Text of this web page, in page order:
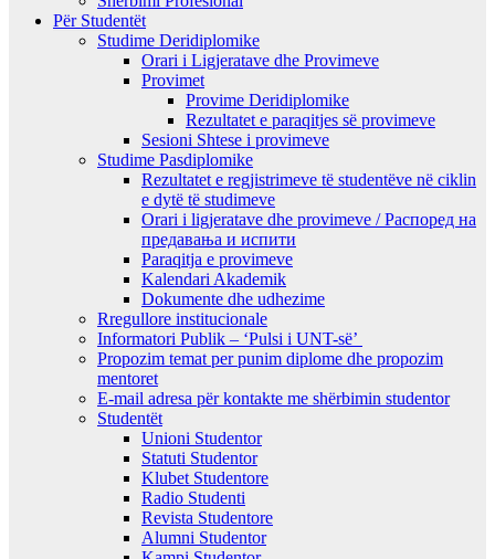
Për Studentët
Studime Deridiplomike
Orari i Ligjeratave dhe Provimeve
Provimet
Provime Deridiplomike
Rezultatet e paraqitjes së provimeve
Sesioni Shtese i provimeve
Studime Pasdiplomike
Rezultatet e regjistrimeve të studentëve në ciklin
e dytë të studimeve
Orari i ligjeratave dhe provimeve / Распоред на
предавањa и испити
Paraqitja e provimeve
Kalendari Akademik
Dokumente dhe udhezime
Rregullore institucionale
Informatori Publik – ‘Pulsi i UNT-së’
Propozim temat per punim diplome dhe propozim
mentoret
E-mail adresa për kontakte me shërbimin studentor
Studentët
Unioni Studentor
Statuti Studentor
Klubet Studentore
Radio Studenti
Revista Studentore
Alumni Studentor